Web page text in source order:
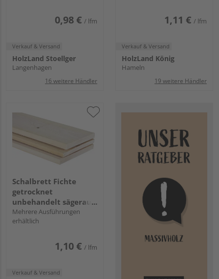
0,98 € / lfm
Verkauf & Versand
HolzLand Stoellger
Langenhagen
16 weitere Händler
1,11 € / lfm
Verkauf & Versand
HolzLand König
Hameln
19 weitere Händler
Schalbrett Fichte
getrocknet
unbehandelt sägerau
GK II/IV
Mehrere Ausführungen
erhältlich
1,10 € / lfm
Verkauf & Versand